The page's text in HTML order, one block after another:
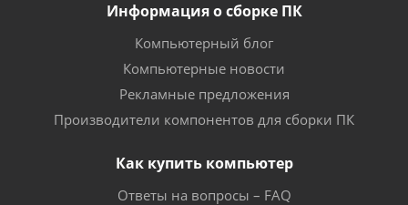
Информация о сборке ПК
Компьютерный блог
Компьютерные новости
Рекламные предложения
Производители компонентов для сборки ПК
Как купить компьютер
Ответы на вопросы – FAQ